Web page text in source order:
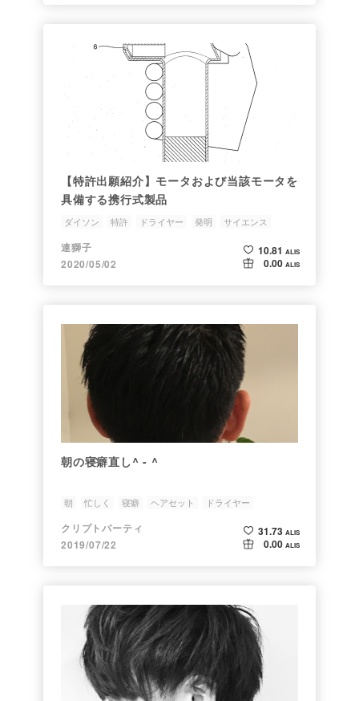
【特許出願紹介】モータおよび当該モータを
具備する携行式製品
ダイソン 特許 ドライヤー 発明 サイエンス
連獅子
2020/05/02
10.81 ALIS
0.00 ALIS
朝の寝癖直し^ - ^
朝 忙しく 寝癖 ヘアセット ドライヤー
クリプトパーティ
2019/07/22
31.73 ALIS
0.00 ALIS